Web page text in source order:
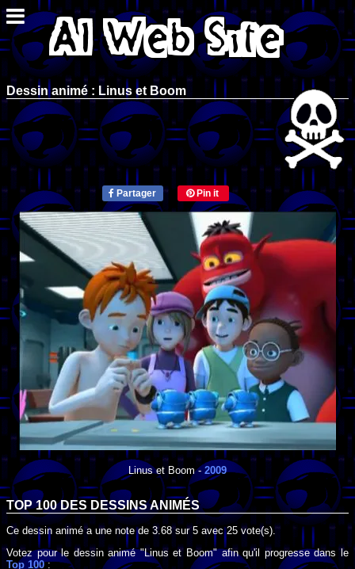
Dessin animé : Linus et Boom
Partager Pin it
Linus et Boom- 2009
TOP 100 DES DESSINS ANIMÉS
Ce dessin animé a une note de 3.68sur5 avec25 vote(s).
Votez pour le dessin animé "Linus et Boom" afin qu'il progresse dans le
Top 100: